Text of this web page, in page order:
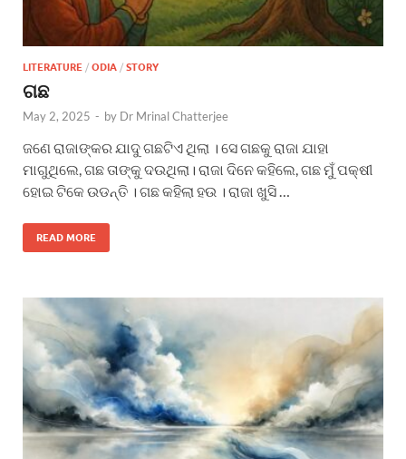
LITERATURE / ODIA / STORY
ଗଛ
May 2, 2025 - by Dr Mrinal Chatterjee
ଜଣେ ରାଜାଙ୍କର ଯାଦୁ ଗଛଟିଏ ଥିଲା । ସେ ଗଛକୁ ରାଜା ଯାହା
ମାଗୁଥିଲେ, ଗଛ ତାଙ୍କୁ ଦଉଥିଲା। ରାଜା ଦିନେ କହିଲେ, ଗଛ ମୁଁ ପକ୍ଷୀ
ହୋଇ ଟିକେ ଉଡନ୍ତି । ଗଛ କହିଲା ହଉ । ରାଜା ଖୁସି …
READ MORE